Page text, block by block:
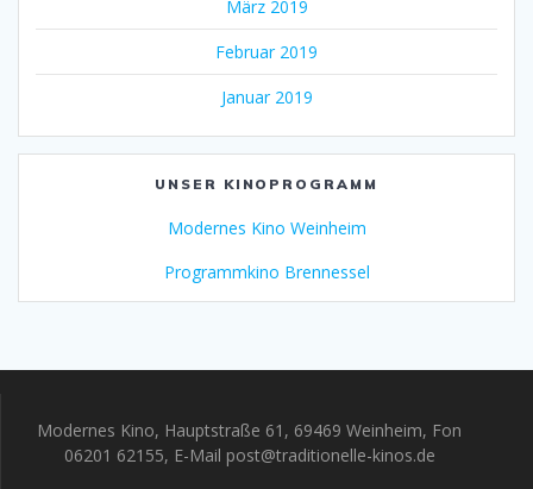
März 2019
Februar 2019
Januar 2019
UNSER KINOPROGRAMM
Modernes Kino Weinheim
Programmkino Brennessel
Modernes Kino, Hauptstraße 61, 69469 Weinheim, Fon
06201 62155, E-Mail post@traditionelle-kinos.de